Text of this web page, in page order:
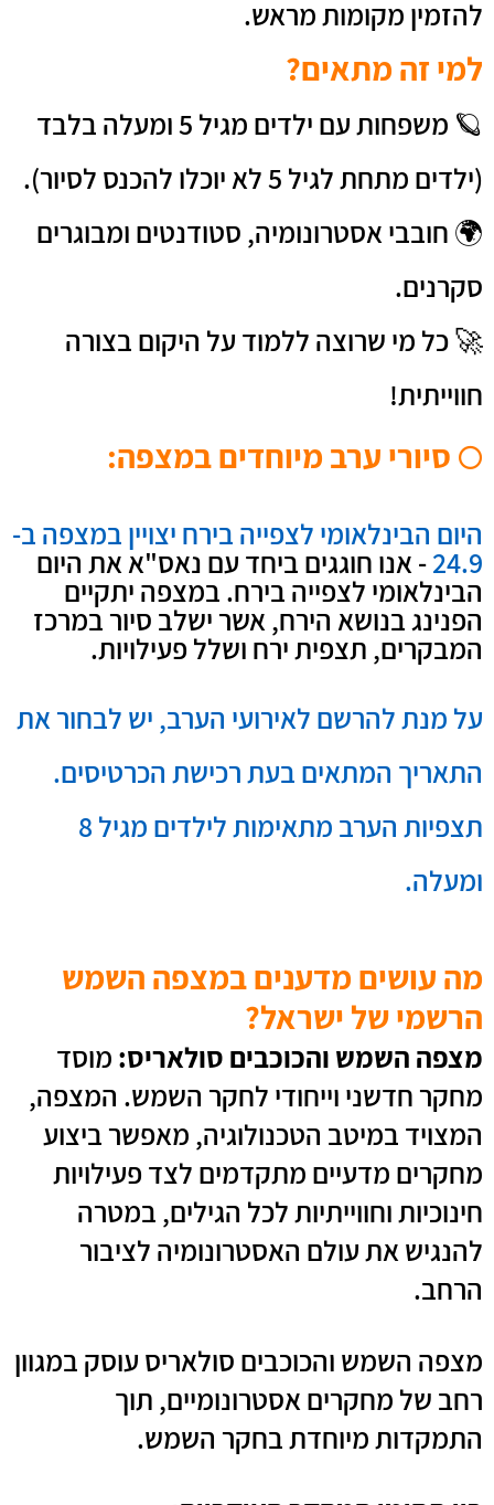
להזמין מקומות מראש.
למי זה מתאים?
🪐
משפחות עם ילדים מגיל 5 ומעלה בלבד
(ילדים מתחת לגיל 5 לא יוכלו להכנס לסיור).
🌍 חובבי אסטרונומיה, סטודנטים ומבוגרים
סקרנים.
🚀 כל מי שרוצה ללמוד על היקום בצורה
חווייתית!
🌕 סיורי ערב מיוחדים במצפה:
היום הבינלאומי לצפייה בירח יצויין במצפה ב-
24.9- אנו חוגגים ביחד עם נאס"א את היום
הבינלאומי לצפייה בירח. במצפה יתקיים
הפנינג בנושא הירח, אשר ישלב סיור במרכז
המבקרים, תצפית ירח ושלל פעילויות.
על מנת להרשם לאירועי הערב, יש לבחור את
התאריך המתאים בעת רכישת הכרטיסים.
תצפיות הערב מתאימות לילדים מגיל 8
ומעלה.
מה עושים מדענים במצפה השמש
הרשמי של ישראל?
מצפה השמש והכוכבים סולאריס: מוסד
מחקר חדשני וייחודי לחקר השמש. המצפה,
המצויד במיטב הטכנולוגיה, מאפשר ביצוע
מחקרים מדעיים מתקדמים לצד פעילויות
חינוכיות וחווייתיות לכל הגילים, במטרה
להנגיש את עולם האסטרונומיה לציבור
הרחב.
מצפה השמש והכוכבים סולאריס עוסק במגוון
רחב של מחקרים אסטרונומיים, תוך
התמקדות מיוחדת בחקר השמש.